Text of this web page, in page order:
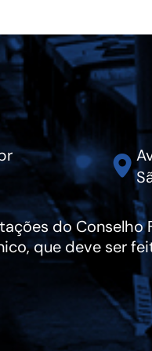
do Conselho
que deve ser